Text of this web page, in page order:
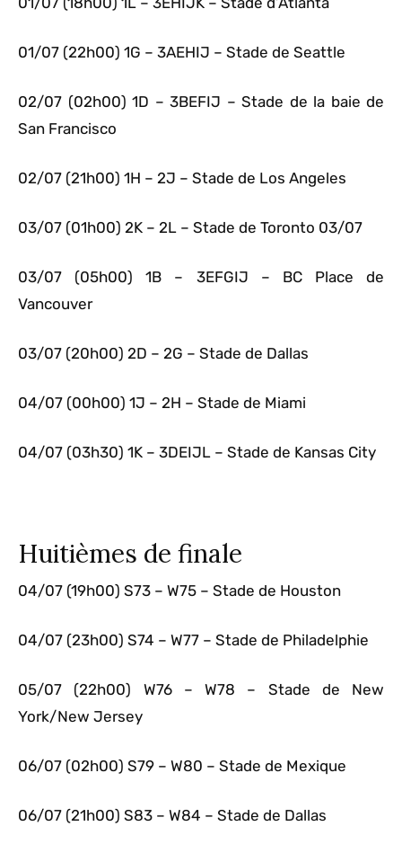
01/07 (22h00) 1G – 3AEHIJ – Stade de Seattle
02/07 (02h00) 1D – 3BEFIJ – Stade de la baie de
San Francisco
02/07 (21h00) 1H – 2J – Stade de Los Angeles
03/07 (01h00) 2K – 2L – Stade de Toronto 03/07
03/07 (05h00) 1B – 3EFGIJ – BC Place de
Vancouver
03/07 (20h00) 2D – 2G – Stade de Dallas
04/07 (00h00) 1J – 2H – Stade de Miami
04/07 (03h30) 1K – 3DEIJL – Stade de Kansas City
Huitièmes de finale
04/07 (19h00) S73 – W75 – Stade de Houston
04/07 (23h00) S74 – W77 – Stade de Philadelphie
05/07 (22h00) W76 – W78 – Stade de New
York/New Jersey
06/07 (02h00) S79 – W80 – Stade de Mexique
06/07 (21h00) S83 – W84 – Stade de Dallas